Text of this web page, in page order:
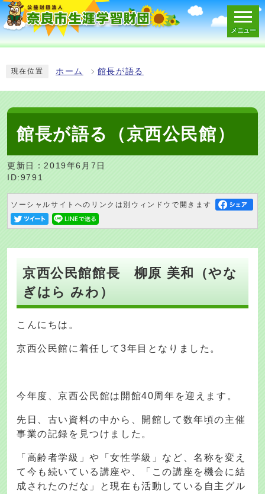
メニュー
現在位置 ホーム 館長が語る
館長が語る（京西公民館）
更新日：2019年6月7日
ID:9791
ソーシャルサイトへのリンクは別ウィンドウで開きます
京西公民館館長 柳原 美和（やな
ぎはら みわ）
こんにちは。
京西公民館に着任して3年目となりました。
今年度、京西公民館は開館40周年を迎えます。
先日、古い資料の中から、開館して数年頃の主催
事業の記録を見つけました。
「高齢者学級」や「女性学級」など、名称を変え
て今も続いている講座や、「この講座を機会に結
成されたのだな」と現在も活動している自主グル